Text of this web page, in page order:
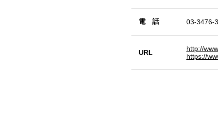
電 話 03-3476-
URL
http://
https://